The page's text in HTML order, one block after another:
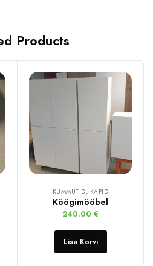
Products
KUMMUTID, KAPID
Köögimööbel
240.00 €
Lisa Korvi